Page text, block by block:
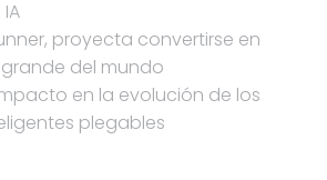
proyecta convertirse en
del mundo
en la evolución de los
plegables